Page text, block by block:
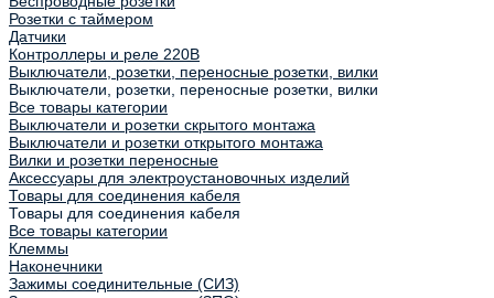
Розетки с таймером
Датчики
Контроллеры и реле 220В
Выключатели, розетки, переносные розетки, вилки
Выключатели, розетки, переносные розетки, вилки
Все товары категории
Выключатели и розетки скрытого монтажа
Выключатели и розетки открытого монтажа
Вилки и розетки переносные
Аксессуары для электроустановочных изделий
Товары для соединения кабеля
Товары для соединения кабеля
Все товары категории
Клеммы
Наконечники
Зажимы соединительные (СИЗ)